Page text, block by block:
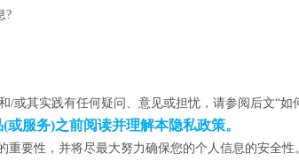
?
/或其实践有任何疑问、意见或担忧，请参阅后文“如
服务)之前阅读并理解本隐私政策。
重要性，并将尽最大努力确保您的个人信息的安全